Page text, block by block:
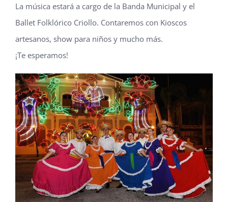
La música estará a cargo de la Banda Municipal y el
Ballet Folklórico Criollo. Contaremos con Kioscos
artesanos, show para niños y mucho más.
¡Te esperamos!